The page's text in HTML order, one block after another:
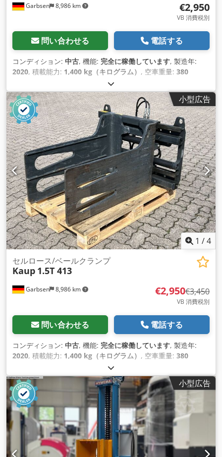
Garbsen 8,986 km €2,950
VB 消費税別
問い合わせる 電話する
コンディション: 中古, 機能: 完全に稼働しています, 製造年:
2020, 積載能力: 1,400 kg（キログラム） , 空車重量: 380
Keine
小型広告
1 /4
Garbsen 8,986 km
セルロース/ベールクランプ
Kaup 1.5T 413
€2,950€3,450
VB 消費税別
問い合わせる 電話する
コンディション: 中古, 機能: 完全に稼働しています, 製造年:
2020, 積載能力: 1,400 kg（キログラム） , 空車重量: 380
Keine
小型広告